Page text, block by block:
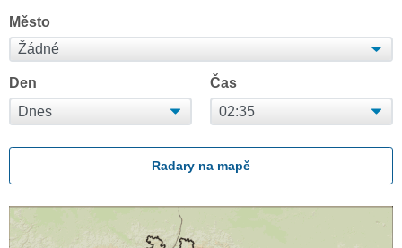
Město
Den Čas
Radary na mapě